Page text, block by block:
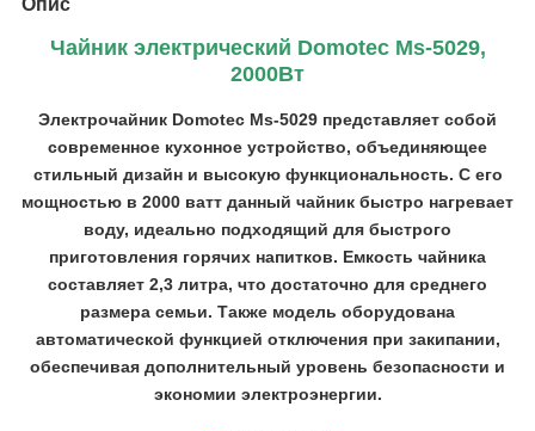
Чайник электрический Domotec Ms-5029,
2000Вт
Электрочайник Domotec Ms-5029 представляет собой
современное кухонное устройство, объединяющее
стильный дизайн и высокую функциональность. С его
мощностью в 2000 ватт данный чайник быстро нагревает
воду, идеально подходящий для быстрого
приготовления горячих напитков. Емкость чайника
составляет 2,3 литра, что достаточно для среднего
размера семьи. Также модель оборудована
автоматической функцией отключения при закипании,
обеспечивая дополнительный уровень безопасности и
экономии электроэнергии.